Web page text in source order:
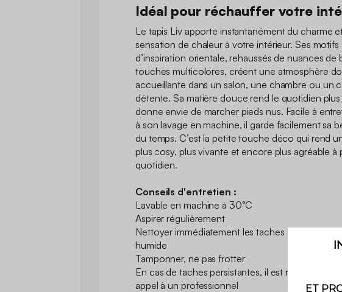
Idéal pour réchauffer votre
Le tapis Liv apporte instantanément du charme
sensation de chaleur à votre intérieur. Ses motifs
d’inspiration orientale, rehaussés de nuances de
touches multicolores, créent une atmosphère
accueillante dans un salon, une chambre ou un
détente. Sa matière douce rend le quotidien
donne envie de marcher pieds nus. Facile à
à son lavage en machine, il garde facilement sa
du temps. C’est la petite touche déco qui rend
plus cosy, plus vivante et encore plus agréable à
quotidien.
Conseils d'entretien :
Lavable en machine à 30°C
Aspirer régulièrement
Nettoyer immédiatement les taches à l'aide d'un
humide
Tamponner, ne pas frotter
En cas de taches persistantes, il est recommandé
appel à un professionnel